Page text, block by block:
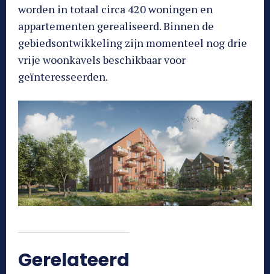
worden in totaal circa 420 woningen en
appartementen gerealiseerd. Binnen de
gebiedsontwikkeling zijn momenteel nog drie
vrije woonkavels beschikbaar voor
geïnteresseerden.
Gerelateerd